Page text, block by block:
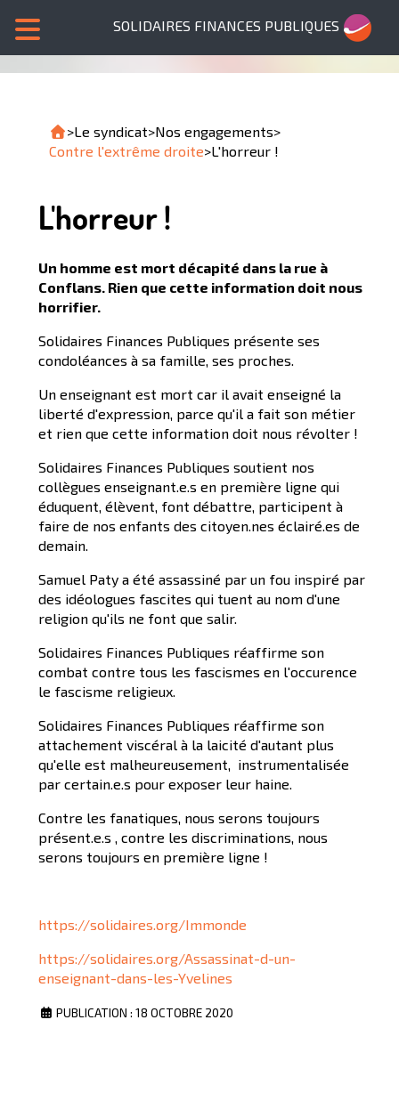
SOLIDAIRES FINANCES PUBLIQUES
>Le syndicat>Nos engagements>
Contre l'extrême droite>L'horreur !
L'horreur !
Un homme est mort décapité dans la rue à
Conflans. Rien que cette information doit nous
horrifier.
Solidaires Finances Publiques présente ses
condoléances à sa famille, ses proches.
Un enseignant est mort car il avait enseigné la
liberté d'expression, parce qu'il a fait son métier
et rien que cette information doit nous révolter !
Solidaires Finances Publiques soutient nos
collègues enseignant.e.s en première ligne qui
éduquent, élèvent, font débattre, participent à
faire de nos enfants des citoyen.nes éclairé.es de
demain.
Samuel Paty a été assassiné par un fou inspiré par
des idéologues fascites qui tuent au nom d'une
religion qu'ils ne font que salir.
Solidaires Finances Publiques réaffirme son
combat contre tous les fascismes en l'occurence
le fascisme religieux.
Solidaires Finances Publiques réaffirme son
attachement viscéral à la laicité d'autant plus
qu'elle est malheureusement, instrumentalisée
par certain.e.s pour exposer leur haine.
Contre les fanatiques, nous serons toujours
présent.e.s , contre les discriminations, nous
serons toujours en première ligne !
https://solidaires.org/Immonde
https://solidaires.org/Assassinat-d-un-
enseignant-dans-les-Yvelines
PUBLICATION : 18 OCTOBRE 2020